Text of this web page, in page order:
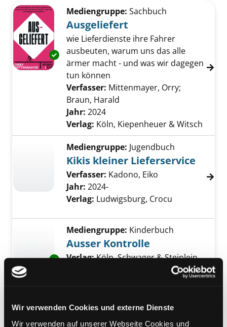
Wir verwenden Cookies und externe Dienste
Wir verwenden auf unserer Webseite Cookies und
Zu den Suchfiltern springen
Exemplar-Details von Ausgeliefert anzeigen
Mediengruppe: Sachbuch
Ausgeliefert
wie Lieferdienste ihre Fahrer
ausbeuten, warum uns das alle
ärmer macht - und was wir dagegen
tun können
Verfasser: Mittenmayer, Orry;
Braun, Harald
Jahr: 2024
Verlag: Köln, Kiepenheuer & Witsch
Mediengruppe: Jugendbuch
Kikis kleiner Lieferservice
Verfasser: Kadono, Eiko
Jahr: 2024-
Verlag: Ludwigsburg, Crocu
Exemplar-Details von Ausser Kontrolle
Mediengruppe: Kinderbuch
Ausser Kontrolle
Suche nach diesem Verfasser
Verlag:Köln, Schwager & Steinlein